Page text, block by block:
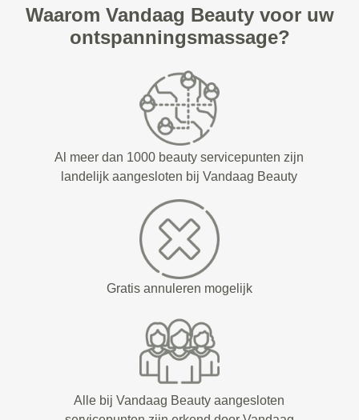
Waarom Vandaag Beauty voor uw
ontspanningsmassage?
Al meer dan 1000 beauty servicepunten zijn
landelijk aangesloten bij Vandaag Beauty
Gratis annuleren mogelijk
Alle bij Vandaag Beauty aangesloten